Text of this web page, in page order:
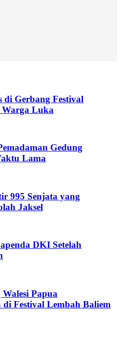
di Gerbang Festival
Warga Luka
Gedung
Lama
995 Senjata yang
Jaksel
DKI Setelah
Papua
di Festival Lembah Baliem